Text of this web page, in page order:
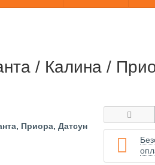
/ Калина /
Приора, Датсун